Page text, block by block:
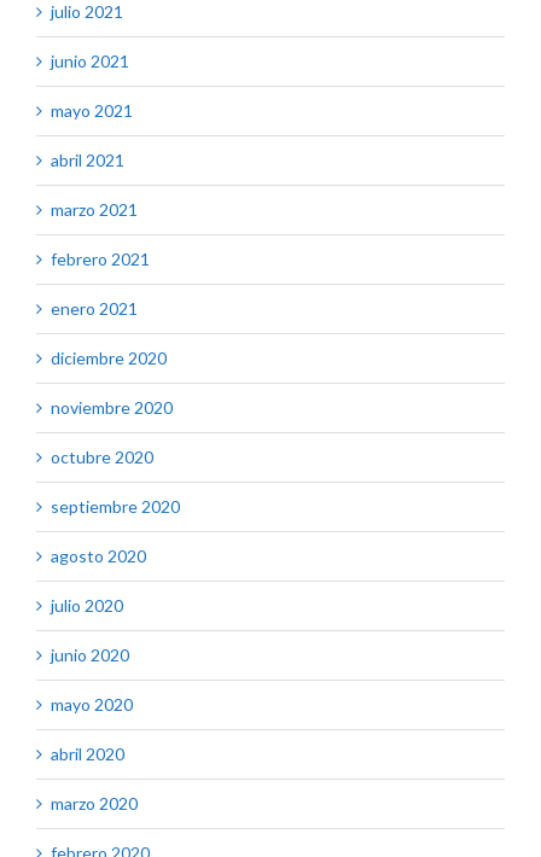
julio 2021
junio 2021
mayo 2021
abril 2021
marzo 2021
febrero 2021
enero 2021
diciembre 2020
noviembre 2020
octubre 2020
septiembre 2020
agosto 2020
julio 2020
junio 2020
mayo 2020
abril 2020
marzo 2020